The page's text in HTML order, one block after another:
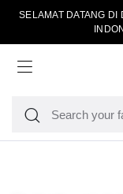
SELAMAT DATANG DI